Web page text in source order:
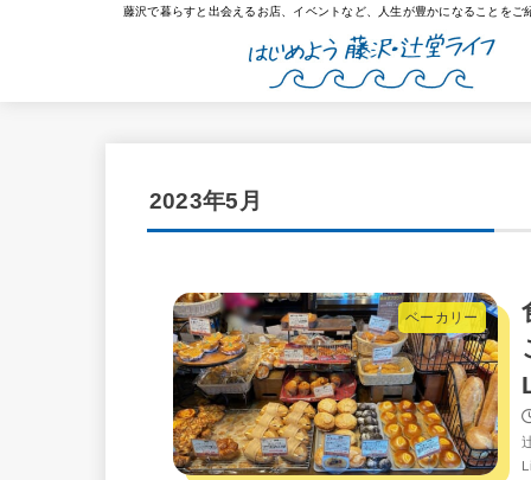
藤沢で暮らすと出会えるお店、イベントなど、人生が豊かになることをご
2023年5月
ベーカリー